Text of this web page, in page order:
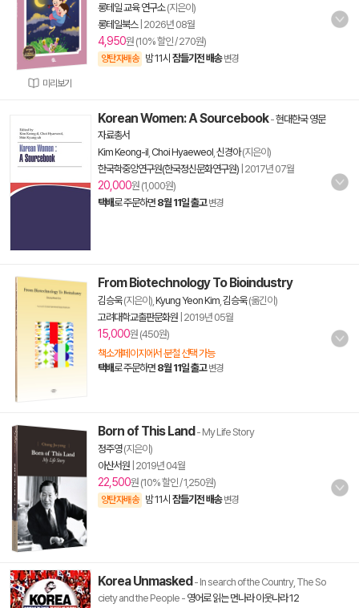
미리보기
롱테일 교육 연구소(지은이)
롱테일북스| 2026년 08월
4,950원 (10% 할인 / 270원)
양탄자배송 밤 11시 잠들기전 배송 변경
Korean Women: A Sourcebook-현대한국 영문
자료총서
Kim Keong-il Choi Hyaeweol 신경아(지은이)
한국학중앙연구원(한국정신문화연구원) 2017년 07월
20,000원 (1,000원)
택배로 주문하면 8월 11일 출고 변경
From Biotechnology To Bioindustry
김승욱(지은이), Kyung Yeon Kim 김승욱(옮긴이)
고려대학교출판문화원 2019년 05월
15,000원 (450원)
책소개페이지에서 분철 선택 가능
택배로 주문하면 8월 11일 출고 변경
Born of This Land - My Life Story
정주영(지은이)
아산서원 2019년 04월
22,500원 (10% 할인 / 1,250원)
양탄자배송 밤 11시 잠들기전 배송 변경
Korea Unmasked - In search of the Country, The So
ciety and the People - 영어로 읽는 먼나라 이웃나라 12